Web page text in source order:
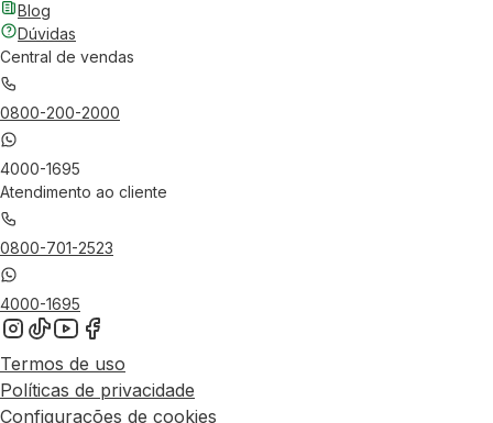
Blog
Dúvidas
Central de vendas
0800-200-2000
4000-1695
Atendimento ao cliente
0800-701-2523
4000-1695
Termos de uso
Políticas de privacidade
Configurações de cookies